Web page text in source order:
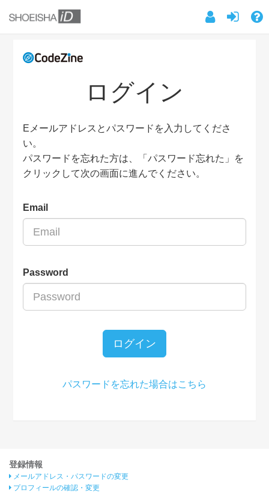
ログイン
Eメールアドレスとパスワードを入力してくださ
い。
パスワードを忘れた方は、「パスワード忘れた」を
クリックして次の画面に進んでください。
Email
Password
ログイン
パスワードを忘れた場合はこちら
登録情報
メールアドレス・パスワードの変更
プロフィールの確認・変更